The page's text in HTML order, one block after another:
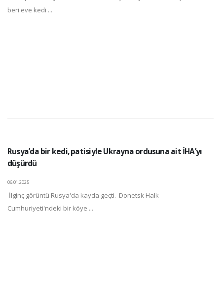
beri eve kedi ...
Rusya’da bir kedi, patisiyle Ukrayna ordusuna ait İHA’yı
düşürdü
06.01.2025
İlginç görüntü Rusya'da kayda geçti. Donetsk Halk
Cumhuriyeti'ndeki bir köye ...